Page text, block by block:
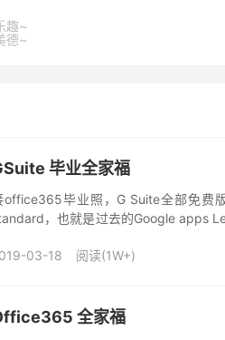
趣~
德~
毕业全家福
office365毕业照，G Suite全部免费
，也就是过去的Google apps
03-18
阅读(1W+)
全家福